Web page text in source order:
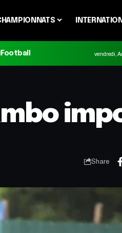
Football vendredi,
Share